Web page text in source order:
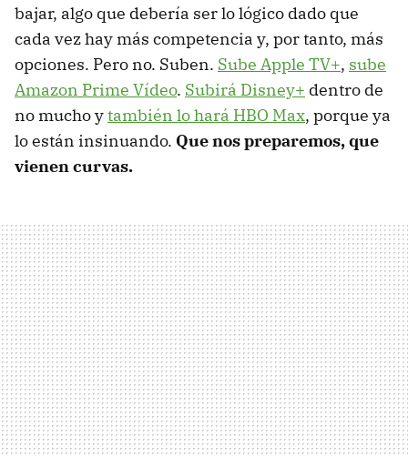
bajar, algo que debería ser lo lógico dado que
cada vez hay más competencia y, por tanto, más
opciones. Pero no. Suben. Sube Apple TV+, sube
Amazon Prime Vídeo. Subirá Disney+ dentro de
no mucho ytambién lo hará HBO Max, porque ya
lo están insinuando. Que nos preparemos, que
vienen curvas.